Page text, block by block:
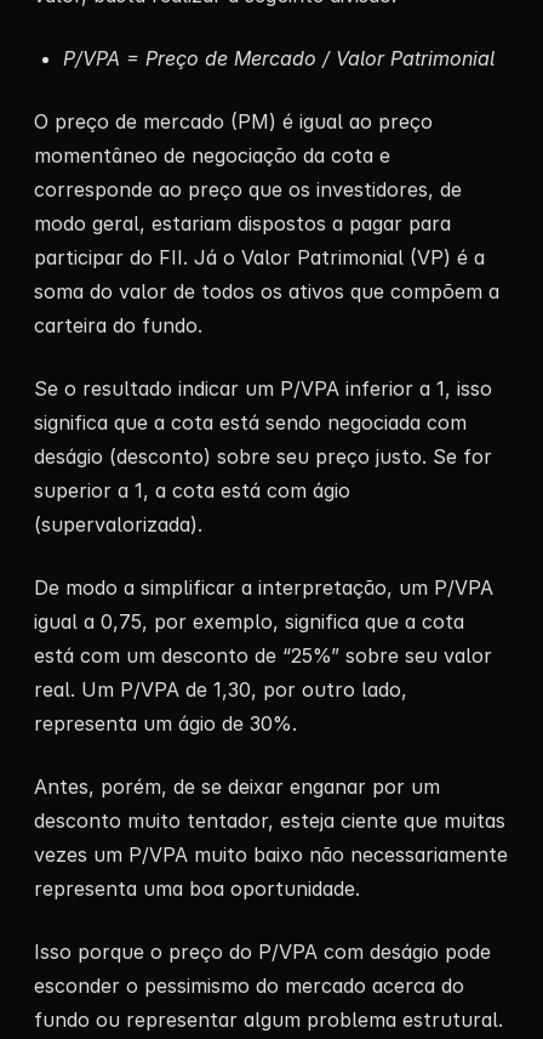
P/VPA = Preço de Mercado / Valor Patrimonial
O preço de mercado (PM) é igual ao preço
momentâneo de negociação da cota e
corresponde ao preço que os investidores, de
modo geral, estariam dispostos a pagar para
participar do FII. Já o Valor Patrimonial (VP) é a
soma do valor de todos os ativos que compõem a
carteira do fundo.
Se o resultado indicar um P/VPA inferior a 1, isso
significa que a cota está sendo negociada com
deságio (desconto) sobre seu preço justo. Se for
superior a 1, a cota está com ágio
(supervalorizada).
De modo a simplificar a interpretação, um P/VPA
igual a 0,75, por exemplo, significa que a cota
está com um desconto de “25%” sobre seu valor
real. Um P/VPA de 1,30, por outro lado,
representa um ágio de 30%.
Antes, porém, de se deixar enganar por um
desconto muito tentador, esteja ciente que muitas
vezes um P/VPA muito baixo não necessariamente
representa uma boa oportunidade.
Isso porque o preço do P/VPA com deságio pode
esconder o pessimismo do mercado acerca do
fundo ou representar algum problema estrutural.